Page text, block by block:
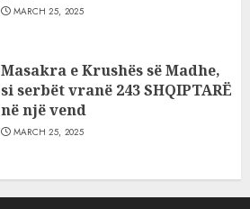
MARCH 25, 2025
Masakra e Krushës së Madhe,
si serbët vranë 243 SHQIPTARË
në një vend
MARCH 25, 2025